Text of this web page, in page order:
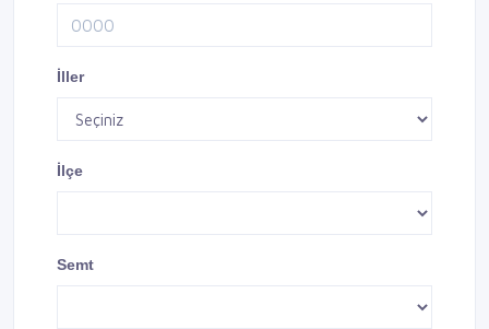
İller
İlçe
Semt